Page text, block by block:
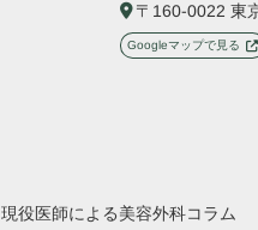
〒160-0022 東
Googleマップで見る
現役医師による美容外科コラム